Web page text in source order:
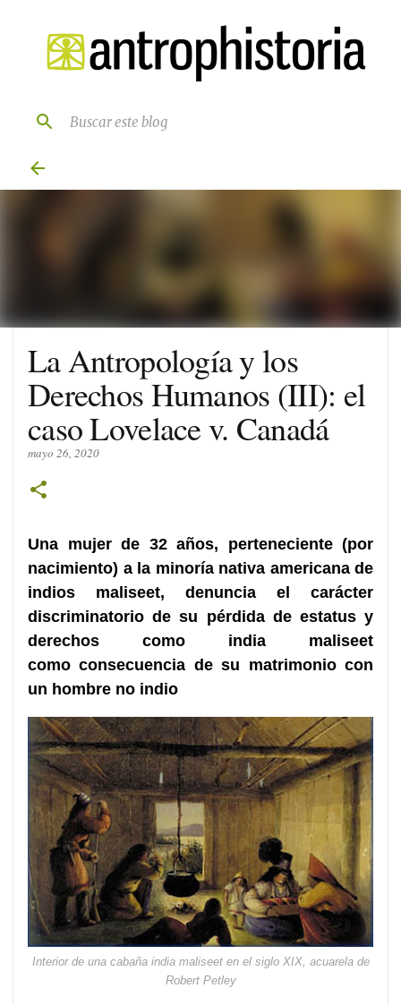
Ir al contenido principal
La Antropología y los
Derechos Humanos (III): el
caso Lovelace v. Canadá
mayo 26, 2020
Una mujer de 32 años, perteneciente (por
nacimiento) a la minoría nativa americana de
indios maliseet, denuncia el carácter
discriminatorio de su pérdida de estatus y
derechos como india maliseet
comoconsecuencia de su matrimonio con
un hombre no indio
Interior de una cabaña india maliseet en el siglo XIX, acuarela de
Robert Petley